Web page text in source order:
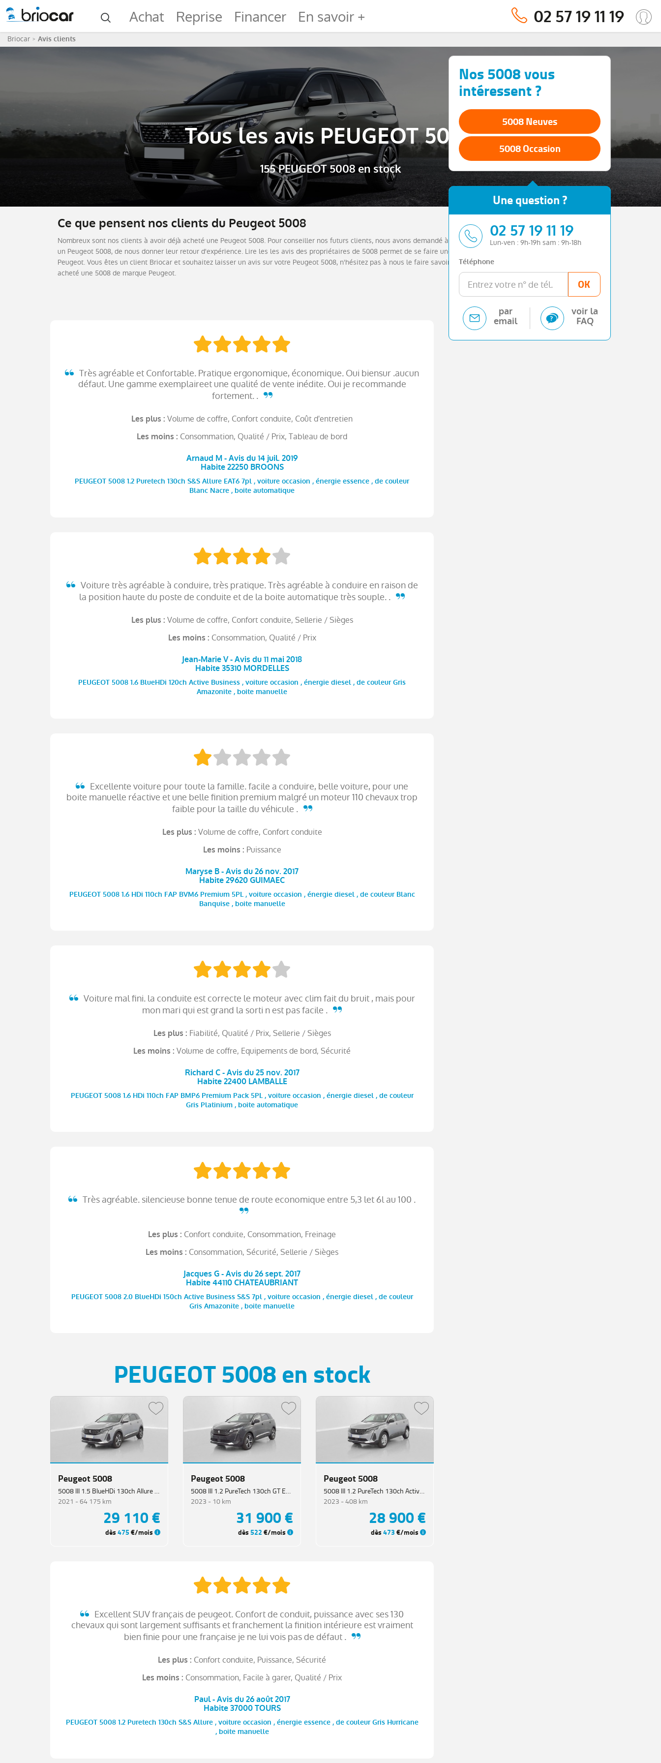
Achat Reprise Financer En savoir + 02 57 19 11 19
Briocar Avis clients
Tous les avis PEUGEOT 5008
155 PEUGEOT 5008 en stock
Ce que pensent nos clients du Peugeot 5008
Nombreux sont nos clients à avoir déjà acheté une Peugeot 5008. Pour conseiller nos futurs clients, nous avons demandé à nos clients ayant acheté chez Briocar
un Peugeot 5008, de nous donner leur retour d'expérience. Lire les les avis des propriétaires de 5008 permet de se faire une idée précise des qualités de véhicule
Peugeot. Vous êtes un client Briocar et souhaitez laisser un avis sur votre Peugeot 5008, n'hésitez pas à nous le faire savoir. Découvrez les 10 avis de nos clients ayant
acheté une 5008 de marque Peugeot.
Nos 5008 vous
intéressent ?
5008 Neuves
5008 Occasion
Une question ?
02 57 19 11 19
Lun-ven : 9h-19h sam : 9h-18h
Téléphone
OK
par
email
voir la
FAQ
Très agréable et Confortable. Pratique ergonomique, économique. Oui biensur .aucun
défaut. Une gamme exemplaireet une qualité de vente inédite. Oui je recommande
fortement. .
Les plus : Volume de coffre, Confort conduite, Coût d'entretien
Les moins : Consommation, Qualité / Prix, Tableau de bord
Arnaud M - Avis du 14 juil. 2019
Habite 22250 BROONS
PEUGEOT 5008 1.2 Puretech 130ch S&S Allure EAT6 7pl , voiture occasion , énergie essence , de couleur
Blanc Nacre , boite automatique
Voiture très agréable à conduire, très pratique. Très agréable à conduire en raison de
la position haute du poste de conduite et de la boite automatique très souple. .
Les plus : Volume de coffre, Confort conduite, Sellerie / Sièges
Les moins : Consommation, Qualité / Prix
Jean-Marie V - Avis du 11 mai 2018
Habite 35310 MORDELLES
PEUGEOT 5008 1.6 BlueHDi 120ch Active Business , voiture occasion , énergie diesel , de couleur Gris
Amazonite , boite manuelle
Excellente voiture pour toute la famille. facile a conduire, belle voiture, pour une
boite manuelle réactive et une belle finition premium malgré un moteur 110 chevaux trop
faible pour la taille du véhicule .
Les plus : Volume de coffre, Confort conduite
Les moins : Puissance
Maryse B - Avis du 26 nov. 2017
Habite 29620 GUIMAEC
PEUGEOT 5008 1.6 HDi 110ch FAP BVM6 Premium 5PL , voiture occasion , énergie diesel , de couleur Blanc
Banquise , boite manuelle
Voiture mal fini. la conduite est correcte le moteur avec clim fait du bruit , mais pour
mon mari qui est grand la sorti n est pas facile .
Les plus : Fiabilité, Qualité / Prix, Sellerie / Sièges
Les moins : Volume de coffre, Equipements de bord, Sécurité
Richard C - Avis du 25 nov. 2017
Habite 22400 LAMBALLE
PEUGEOT 5008 1.6 HDi 110ch FAP BMP6 Premium Pack 5PL , voiture occasion , énergie diesel , de couleur
Gris Platinium , boite automatique
Très agréable. silencieuse bonne tenue de route economique entre 5,3 let 6l au 100 .
Les plus : Confort conduite, Consommation, Freinage
Les moins : Consommation, Sécurité, Sellerie / Sièges
Jacques G - Avis du 26 sept. 2017
Habite 44110 CHATEAUBRIANT
PEUGEOT 5008 2.0 BlueHDi 150ch Active Business S&S 7pl , voiture occasion , énergie diesel , de couleur
Gris Amazonite , boite manuelle
PEUGEOT 5008 en stock
Peugeot 5008
5008 III 1.5 BlueHDi 130ch Allure Pack EAT8
2021 -64 175 km
29 110 €
dès475€/mois
Peugeot 5008
5008 III 1.2 PureTech 130ch GT EAT8
2023 - 10 km
31 900 €
dès522€/mois
Peugeot 5008
5008 III 1.2 PureTech 130ch Active Pack
2023 -408 km
28 900 €
dès473€/mois
Excellent SUV français de peugeot. Confort de conduit, puissance avec ses 130
chevaux qui sont largement suffisants et franchement la finition intérieure est vraiment
bien finie pour une française je ne lui vois pas de défaut .
Les plus : Confort conduite, Puissance, Sécurité
Les moins : Consommation, Facile à garer, Qualité / Prix
Paul - Avis du 26 août 2017
Habite 37000 TOURS
PEUGEOT 5008 1.2 Puretech 130ch S&S Allure , voiture occasion , énergie essence , de couleur Gris Hurricane
, boite manuelle